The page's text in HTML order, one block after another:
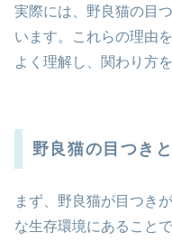
実際には、野良猫の目
います。これらの理由
よく理解し、関わり方
野良猫の目つき
まず、野良猫が目つき
な生存環境にあることで